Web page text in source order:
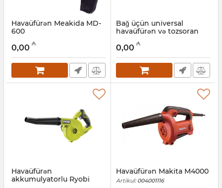
Havaüfürən Meakida MD-
600
017007092
0,00 ₼
Bağ üçün universal
havaüfürən və tozsoran
GardenTidy 3000
Artikul: 017007091
0,00 ₼
Havaüfürən
akkumulyatorlu Ryobi
Havaüfürən Makita M4000
Artikul: 004001116